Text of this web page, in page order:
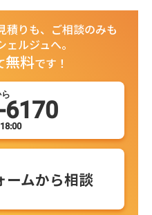
積りも、ご相談のみも
ェルジュへ。
無料です！
ームから相談